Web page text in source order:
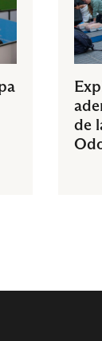
de